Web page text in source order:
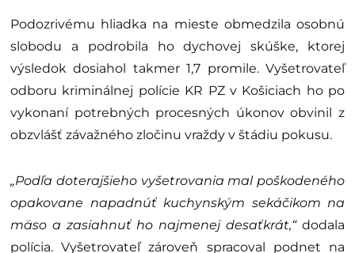
Podozrivému hliadka na mieste obmedzila osobnú
slobodu a podrobila ho dychovej skúške, ktorej
výsledok dosiahol takmer 1,7 promile. Vyšetrovateľ
odboru kriminálnej polície KR PZ v Košiciach ho po
vykonaní potrebných procesných úkonov obvinil z
obzvlášť závažného zločinu vraždy v štádiu pokusu.
„Podľa doterajšieho vyšetrovania mal poškodeného
opakovane napadnúť kuchynským sekáčikom na
mäso a zasiahnuť ho najmenej desaťkrát,“dodala
polícia. Vyšetrovateľ zároveň spracoval podnet na